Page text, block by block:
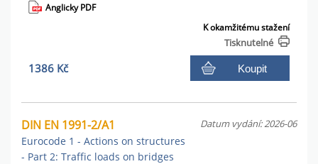
Anglicky PDF
K okamžitému stažení
Tisknutelné
1386 Kč Koupit
DIN EN 1991-2/A1
Eurocode 1 - Actions on structures
- Part 2: Traffic loads on bridges
Datum vydání: 2026-06